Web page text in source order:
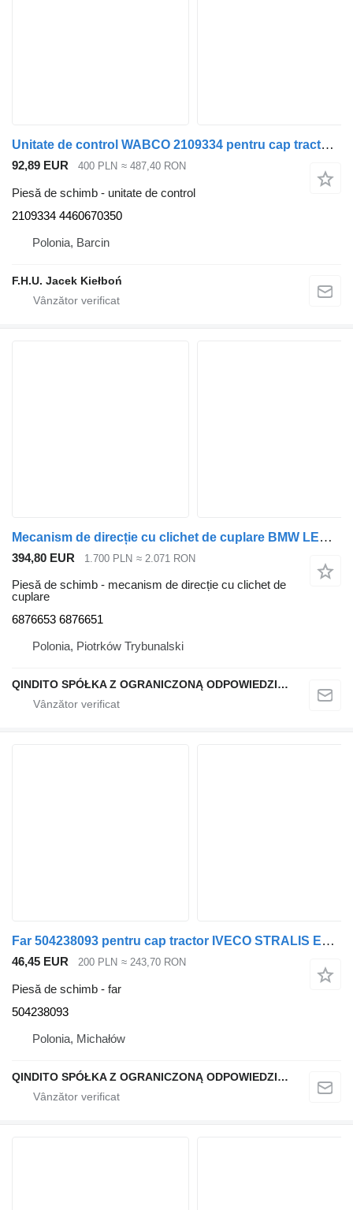
Unitate de control WABCO 2109334 pentru cap tractor DAF
92,89 EUR 400 PLN ≈ 487,40 RON
Piesă de schimb - unitate de control
2109334 4460670350
Polonia, Barcin
F.H.U. Jacek Kiełboń
Mecanism de direcție cu clichet de cuplare BMW LEWA TYŁ 6876653 PRAWA 6876651 X6 G06 X5 G05 6876653 6876651 pentru automobil BMW X6 G06 X5 G05
394,80 EUR 1.700 PLN ≈ 2.071 RON
Piesă de schimb - mecanism de direcție cu clichet de
cuplare
6876653 6876651
Polonia, Piotrków Trybunalski
QINDITO SPÓŁKA Z OGRANICZONĄ ODPOWIEDZIALNOŚCIĄ
Far 504238093 pentru cap tractor IVECO STRALIS EUROCARGO
46,45 EUR 200 PLN ≈ 243,70 RON
Piesă de schimb - far
504238093
Polonia, Michałów
QINDITO SPÓŁKA Z OGRANICZONĄ ODPOWIEDZIALNOŚCIĄ